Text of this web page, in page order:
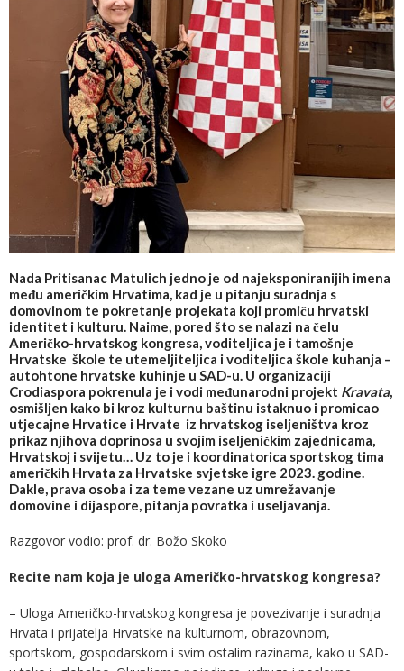
Nada Pritisanac Matulich jedno je od najeksponiranijih imena
među američkim Hrvatima, kad je u pitanju suradnja s
domovinom te pokretanje projekata koji promiču hrvatski
identitet i kulturu. Naime, pored što se nalazi na čelu
Američko-hrvatskog kongresa, voditeljica je i tamošnje
Hrvatske škole te utemeljiteljica i voditeljica škole kuhanja –
autohtone hrvatske kuhinje u SAD-u. U organizaciji
Crodiaspora pokrenula je i vodi međunarodni projekt Kravata,
osmišljen kako bi kroz kulturnu baštinu istaknuo i promicao
utjecajne Hrvatice i Hrvate iz hrvatskog iseljeništva kroz
prikaz njihova doprinosa u svojim iseljeničkim zajednicama,
Hrvatskoj i svijetu… Uz to je i koordinatorica sportskog tima
američkih Hrvata za Hrvatske svjetske igre 2023. godine.
Dakle, prava osoba i za teme vezane uz umrežavanje
domovine i dijaspore, pitanja povratka i useljavanja.
Razgovor vodio: prof. dr. Božo Skoko
Recite nam koja je uloga Američko-hrvatskog kongresa?
– Uloga Američko-hrvatskog kongresa je povezivanje i suradnja
Hrvata i prijatelja Hrvatske na kulturnom, obrazovnom,
sportskom, gospodarskom i svim ostalim razinama, kako u SAD-